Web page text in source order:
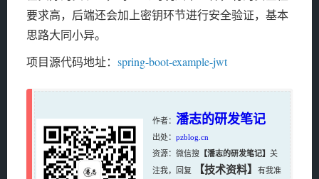
要求高，后端还会加上密钥环节进行安全验证，基本
思路大同小异。
项目源代码地址：spring-boot-example-jwt
作者： 潘志的研发笔记
出处：pzblog.cn
资源：微信搜 【潘志的研发笔记】关
注我，回复
【技术资料】有我准